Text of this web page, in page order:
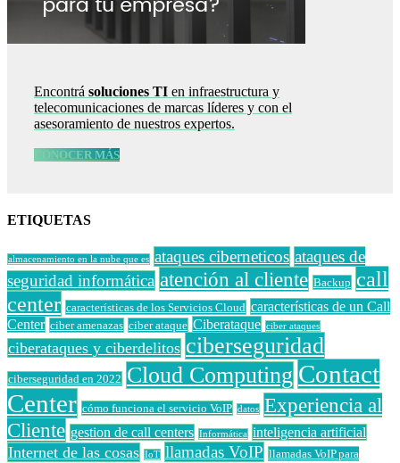
Encontrá soluciones TI en infraestructura y
telecomunicaciones de marcas líderes y con el
asesoramiento de nuestros expertos.
CONOCER MÁS
ETIQUETAS
almacenamiento en la nube que es ataques ciberneticos ataques de
seguridad informática atención al cliente Backup call
center características de los Servicios Cloud características de un Call
Center ciber amenazas ciber ataque Ciberataque ciber ataques
ciberataques y ciberdelitos ciberseguridad
ciberseguridad en 2022 Cloud Computing Contact
Center cómo funciona el servicio VoIP datos Experiencia al
Cliente gestion de call centers Informática inteligencia artificial
Internet de las cosas IoT llamadas VoIP llamadas VoIP para